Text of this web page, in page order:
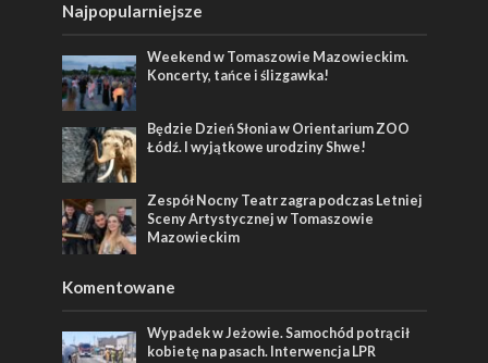
Najpopularniejsze
Weekend w Tomaszowie Mazowieckim.
Koncerty, tańce i ślizgawka!
Będzie Dzień Słonia w Orientarium ZOO
Łódź. I wyjątkowe urodziny Shwe!
Zespół Nocny Teatr zagra podczas Letniej
Sceny Artystycznej w Tomaszowie
Mazowieckim
Komentowane
Wypadek w Jeżowie. Samochód potrącił
kobietę na pasach. Interwencja LPR